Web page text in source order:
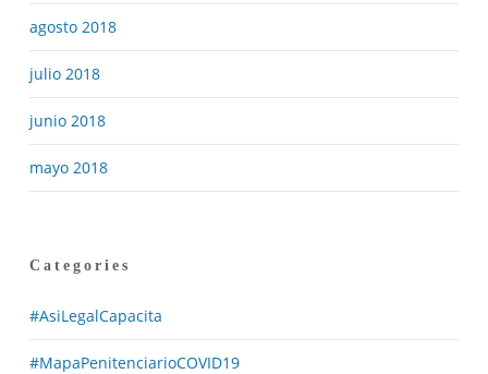
agosto 2018
julio 2018
junio 2018
mayo 2018
Categories
#AsiLegalCapacita
#MapaPenitenciarioCOVID19